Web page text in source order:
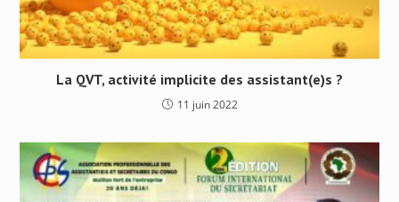
La QVT, activité implicite des assistant(e)s ?
11 juin 2022